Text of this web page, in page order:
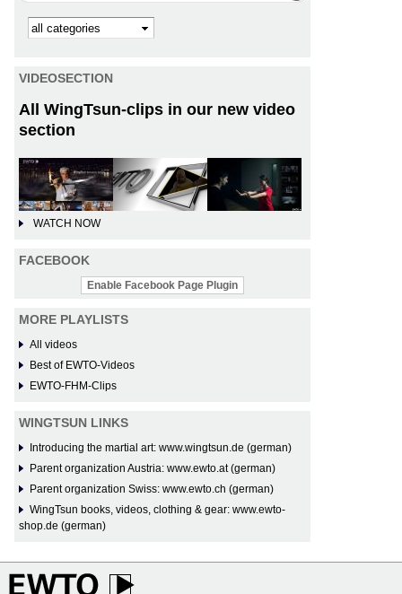
Kategorie
VIDEOSECTION
All WingTsun-clips in our new video
section
WATCH NOW
FACEBOOK
Enable Facebook Page Plugin
MORE PLAYLISTS
All videos
Best of EWTO-Videos
EWTO-FHM-Clips
WINGTSUN LINKS
Introducing the martial art: www.wingtsun.de (german)
Parent organization Austria: www.ewto.at (german)
Parent organization Swiss: www.ewto.ch (german)
WingTsun books, videos, clothing & gear: www.ewto-
shop.de (german)